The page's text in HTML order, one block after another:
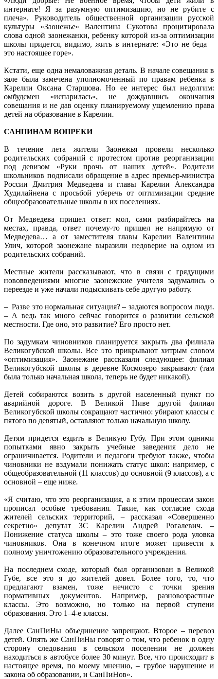
интернате! Я за разумную оптимизацию, но не рубите с
плеча». Руководитель общественной организации русской
культуры «Заонежье» Валентина Сукотова процитировала
слова одной заонежанки, ребенку которой из-за оптимизации
школы придется, видимо, жить в интернате: «Это не беда –
это настоящее горе».
Кстати, еще одна немаловажная деталь. В начале совещания в
зале была замечена уполномоченный по правам ребенка в
Карелии Оксана Старшова. Но ее интерес был недолгим:
омбудсмен «испарилась», не дождавшись окончания
совещания и не дав оценку планируемому ущемлению права
детей на образование в Карелии.
САНПИНАМ ВОПРЕКИ
В течение лета жители Заонежья провели несколько
родительских собраний с протестом против реорганизации
под девизом «Руки прочь от наших детей». Родители
школьников подписали обращение в адрес премьер-министра
России Дмитрия Медведева и главы Карелии Александра
Худилайнена с просьбой уберечь от оптимизации средние
общеобразовательные школы в их поселениях.
От Медведева пришел ответ: мол, сами разбирайтесь на
местах, правда, ответ почему-то пришел не напрямую от
Медведева… а от заместителя главы Карелии Валентины
Улич, которой заонежане выразили недоверие на одном из
родительских собраний.
Местные жители рассказывают, что в связи с грядущими
нововведениями многие заонежские учителя задумались о
переезде и уже начали подыскивать себе другую работу.
– Разве это нормальная ситуация? – задаются вопросом люди.
– А ведь так много сейчас говорится о развитии сельской
местности. Где оно, это развитие? Его просто нет.
По задумкам чиновников планируется закрыть два филиала
Великогубской школы. Все это прикрывают хитрым словом
«оптимизация». Заонежане рассказали следующее: филиал
Великогубской школы в деревне Космозеро закрывают (там
была только начальная школа, теперь не будет никакой).
Детей собираются возить в другой населенный пункт по
аварийной дороге. В Великой Ниве другой филиал
Великогубской школы сокращают частично: убирают классы с
пятого по девятый, оставляют только начальную школу.
Детям придется ездить в Великую Губу. При этом одними
попытками явно закрыть учебные заведения дело не
ограничивается. Родители и педагоги требуют также, чтобы
чиновники не вздумали понижать статус школ: например, с
общеобразовательной (11 классов) до основной (9 классов), а с
основной – еще ниже.
«Я считаю, что это реорганизация, а к этим процессам закон
прописал особые требования. Такие, как согласие схода
жителей сельских территорий, – рассказал «Совершенно
секретно» депутат ЗС Карелии Андрей Рогалевич. –
Понижение статуса школы – это тоже своего рода уловка
чиновников. Она в конечном итоге может привести к
полному уничтожению образовательного учреждения.
На последнем сходе, который был организован в Великой
Губе, все это я до жителей довел. Более того, то, что
предлагают взамен, тоже нечисто с точки зрения
нормативных документов. Например, разновозрастные
классы. Это возможно, но только на первой ступени
образования. Это 1–4-е классы.
Далее СанПиНы объединение запрещают. Второе – перевоз
детей. Опять же СанПиНы говорят о том, что ребенок в одну
сторону следования в сельском поселении не должен
находиться в автобусе более 30 минут. Все, что происходит в
настоящее время, по моему мнению, – грубое нарушение и
закона об образовании, и СанПиНов».